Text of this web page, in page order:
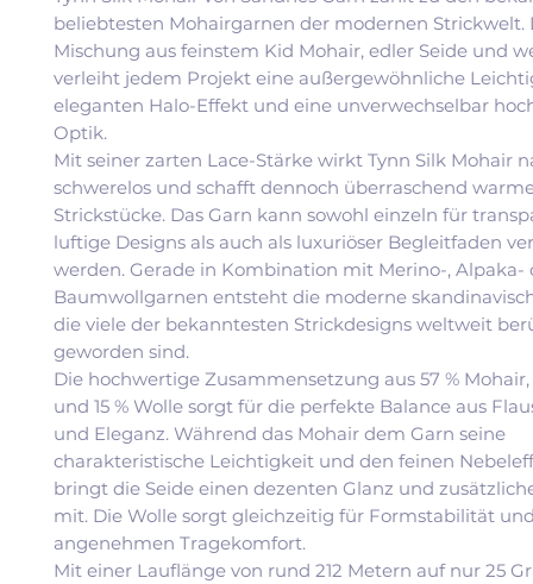
beliebtesten Mohairgarnen der modernen Strickwelt.
Mischung aus feinstem Kid Mohair, edler Seide und
verleiht jedem Projekt eine außergewöhnliche
eleganten Halo-Effekt und eine unverwechselbar
Optik.
Mit seiner zarten Lace-Stärke wirkt Tynn Silk Mohair
schwerelos und schafft dennoch überraschend
Strickstücke. Das Garn kann sowohl einzeln für
luftige Designs als auch als luxuriöser Begleitfaden
werden. Gerade in Kombination mit Merino-, Alpaka-
Baumwollgarnen entsteht die moderne
die viele der bekanntesten Strickdesigns weltweit
geworden sind.
Die hochwertige Zusammensetzung aus 57 % Mohair,
und 15 % Wolle sorgt für die perfekte Balance aus
und Eleganz. Während das Mohair dem Garn seine
charakteristische Leichtigkeit und den feinen
bringt die Seide einen dezenten Glanz und
mit. Die Wolle sorgt gleichzeitig für Formstabilität
angenehmen Tragekomfort.
Mit einer Lauflänge von rund 212 Metern auf nur 25